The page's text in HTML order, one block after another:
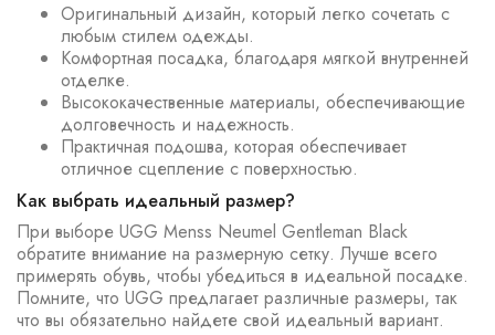
Оригинальный дизайн, который легко сочетать с
любым стилем одежды.
Комфортная посадка, благодаря мягкой внутренней
отделке.
Высококачественные материалы, обеспечивающие
долговечность и надежность.
Практичная подошва, которая обеспечивает
отличное сцепление с поверхностью.
Как выбрать идеальный размер?
При выборе UGG Menss Neumel Gentleman Black
обратите внимание на размерную сетку. Лучше всего
примерять обувь, чтобы убедиться в идеальной посадке.
Помните, что UGG предлагает различные размеры, так
что вы обязательно найдете свой идеальный вариант.